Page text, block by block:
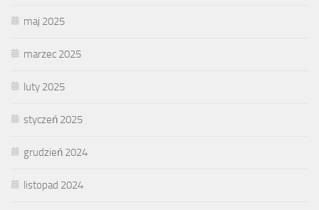
maj 2025
marzec 2025
luty 2025
styczeń 2025
grudzień 2024
listopad 2024